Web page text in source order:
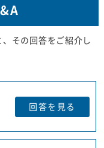
その回答をご紹介し
回答を 見る